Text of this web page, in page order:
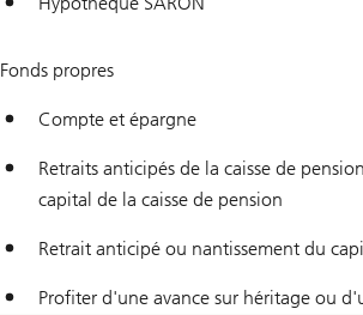
Fonds propres
Compte et épargne
Retraits anticipés de la caisse de
capital de la caisse de pension
Retrait anticipé ou nantissement du
Profiter d'une avance sur héritage ou